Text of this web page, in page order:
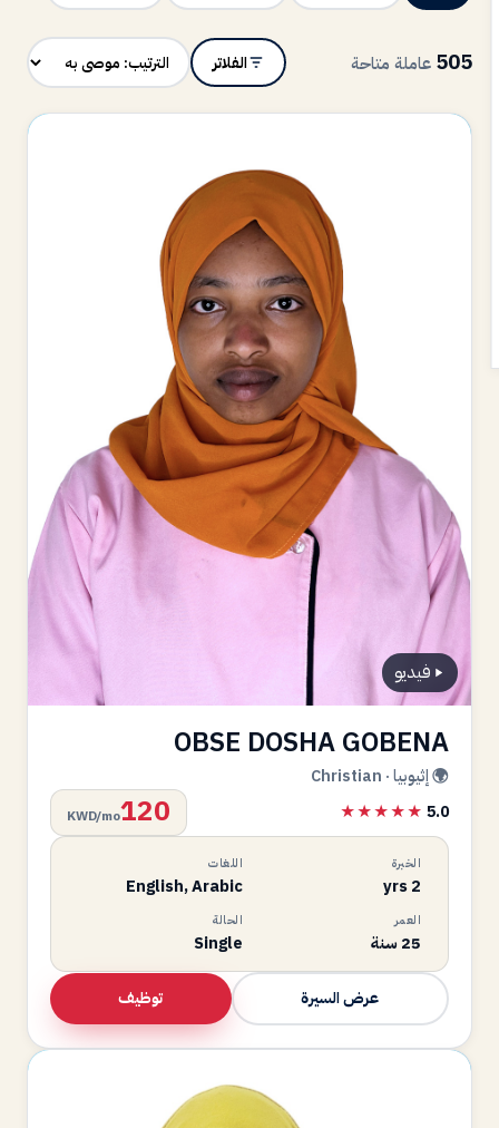
505 عاملة متاحة الفلاتر
OD
فيديو
OBSE DOSHA GOBENA
🌍 إثيوبيا · Christian
★★★★★ 5.0
120
KWD/mo
الخبرة
2 yrs
اللغات
English, Arabic
العمر
25 سنة
الحالة
Single
عرض السيرة توظيف
KN